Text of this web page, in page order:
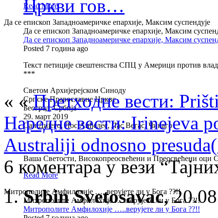
Read More
Да се епископ Западноамеричке епархије, Максим суспендује
Да се епископ Западноамеричке епархије, Максим
Да се епископ Западноамеричке епархије, Максим
Posted 7 година ago
Текст петиције свештенства СПЦ у Америци против
***
Светом Архијерејском Синоду
Српске Православне Цркве
Београд, Србија
29. март 2019
Сан Дијего, Лос Анђелес, Лас Вегас, Чикаго
Вашa Светости, Високопреосвећени и Преосвећени оци
Read More
Митрополите Амфилохије …..верујете ли у Бога ??!!
Митрополите Амфилохије …..верујете ли у Бога ??!!
Митрополите Амфилохије …..верујете ли у Бога ??!!
Цркви гов…
« «Претходне вести:
Наредне вести: Irinejeva
Australiji odnosno
6 коментара у вези
Srbin Svetosavac,